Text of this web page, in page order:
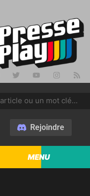
Rejoindre
MENU